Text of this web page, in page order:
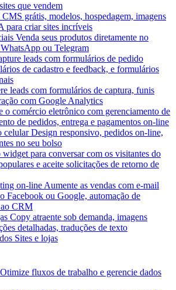
que vendem
CMS grátis, modelos, hospedagem, imagens
para criar sites incríveis
Venda seus produtos diretamente no
ou Telegram
leads com formulários de pedido
de cadastro e feedback, e formulários
leads com formulários de captura, funis
com Google Analytics
o comércio eletrônico com gerenciamento de
de pedidos, entrega e pagamentos on-line
celular Design responsivo, pedidos on-line,
no seu bolso
para conversar com os visitantes do
e aceite solicitações de retorno de
on-line Aumente as vendas com e-mail
Facebook ou Google, automação de
CRM
Copy atraente sob demanda, imagens
detalhadas, traduções de texto
Sites e lojas
Otimize fluxos de trabalho e gerencie dados